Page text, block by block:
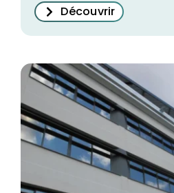
Découvrir